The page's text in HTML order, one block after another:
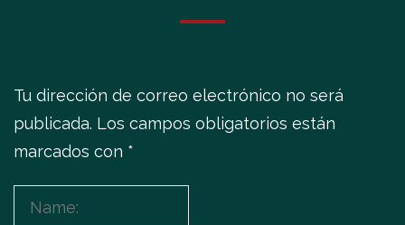
Tu dirección de correo electrónico no será
publicada. Los campos obligatorios están
marcados con *